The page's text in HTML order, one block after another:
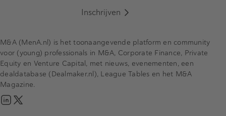
Inschrijven
M&A (MenA.nl) is het toonaangevende platform en community
voor (young) professionals in M&A, Corporate Finance, Private
Equity en Venture Capital, met nieuws, evenementen, een
dealdatabase (Dealmaker.nl), League Tables en het M&A
Magazine.